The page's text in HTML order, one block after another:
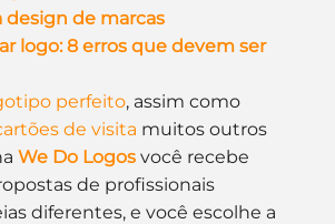
design de marcas
logo: 8 erros que devem ser
perfeito, assim como
de visita muitos outros
We Do Logos você recebe
de profissionais
diferentes, e você escolhe a